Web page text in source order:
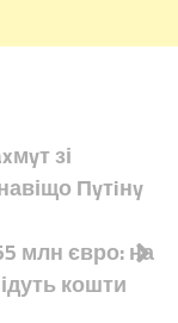
зі
Пyтiнy
млн євро: на
кошти